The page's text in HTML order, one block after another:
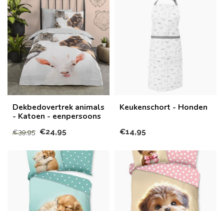
Dekbedovertrek animals
- Katoen - eenpersoons
€39,95 €24,95
Keukenschort - Honden
€14,95